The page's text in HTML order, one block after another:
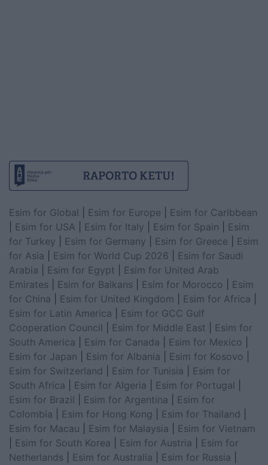
Esim for Global Esim for Europe
Esim for Caribbean
Esim for USA Esim for Italy Esim for Spain
Esim
for Turkey
Esim for Germany Esim for Greece
Esim
for Asia
Esim for World Cup 2026
Esim for Saudi
Arabia
Esim for Egypt
Esim for United Arab
Emirates
Esim for Balkans Esim for Morocco
Esim
for China
Esim for United Kingdom Esim for Africa
Esim for Latin America
Esim for GCC Gulf
Cooperation Council
Esim for Middle East
Esim for
South America
Esim for Canada Esim for Mexico
Esim for Japan
Esim for Albania Esim for Kosovo
Esim for Switzerland
Esim for Tunisia
Esim for
South Africa
Esim for Algeria Esim for Portugal
Esim for Brazil
Esim for Argentina
Esim for
Colombia
Esim for Hong Kong Esim for Thailand
Esim for Macau
Esim for Malaysia
Esim for Vietnam
Esim for South Korea Esim for Austria
Esim for
Netherlands
Esim for Australia Esim for Russia